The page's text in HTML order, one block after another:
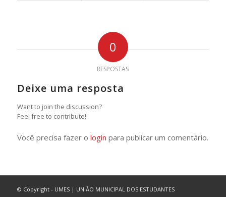
0
RESPOSTAS
Deixe uma resposta
Want to join the discussion?
Feel free to contribute!
Você precisa fazer o login para publicar um comentário.
© Copyright - UMES | UNIÃO MUNICIPAL DOS ESTUDANTES